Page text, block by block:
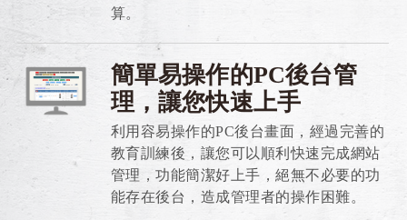
算。
簡單易操作的PC後台管
理，讓您快速上手
利用容易操作的PC後台畫面，經過完善的
教育訓練後，讓您可以順利快速完成網站
管理，功能簡潔好上手，絕無不必要的功
能存在後台，造成管理者的操作困難。